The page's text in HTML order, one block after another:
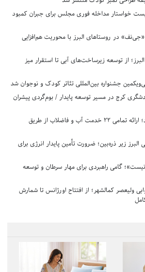
خواستار مداخله فوری مجلس برای جبران کمبود
در روستاهای البرز با محوریت هم‌افزایی
از توسعه زیرساخت‌های آبی تا استقرار میز
جشنواره بین‌المللی تئاتر کودک و نوجوان شد
کرج در مسیر توسعه پایدار / بوم‌گردی پیشران
آبفای البرز پیشتاز شد؛ ارائه تمامی ۲۲ خدمت آب و فاضلاب از طریق
زیر ذره‌بین؛ ضرورت تأمین پایدار انرژی برای
گامی راهبردی برای مهار سرطان و توسعه
۱۳۵ تختخوابی ولیعصر کمالشهر؛ از افتتاح اورژانس تا شمارش